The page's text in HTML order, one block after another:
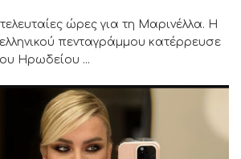
ώρες για τη Μαρινέλλα. Η
πενταγράμμου κατέρρευσε
Ηρωδείου ...